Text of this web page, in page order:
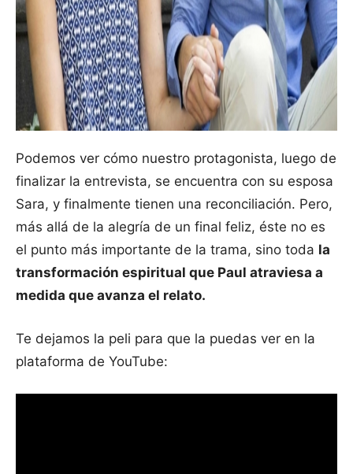
Podemos ver cómo nuestro protagonista, luego de
finalizar la entrevista, se encuentra con su esposa
Sara, y finalmente tienen una reconciliación. Pero,
más allá de la alegría de un final feliz, éste no es
el punto más importante de la trama, sino toda la
transformación espiritual que Paul atraviesa a
medida que avanza el relato.
Te dejamos la peli para que la puedas ver en la
plataforma de YouTube: